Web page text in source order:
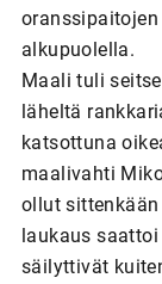
alkupuolella.
Maali tuli
läheltä
katsottuna
maalivahti
ollut
laukaus
säilyttivät